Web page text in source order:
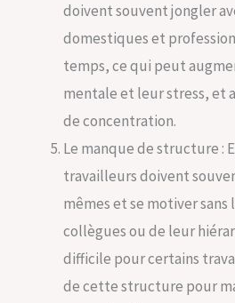
doivent souvent jongler
domestiques et
temps, ce qui peut
mentale et leur stress, et
de concentration.
Le manque de structure :
travailleurs doivent
mêmes et se motiver sans
collègues ou de leur
difficile pour certains
de cette structure pour